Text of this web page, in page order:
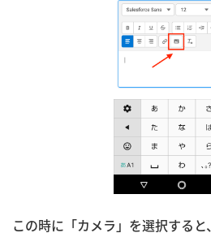
この時に「カメラ」を選択すると、